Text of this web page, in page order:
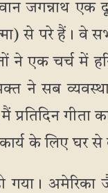
जगन्नाथ एक
से परे हैं।
ने एक चर्च में
ने सब
प्रतिदिन
के लिए घर से
अमेरिका